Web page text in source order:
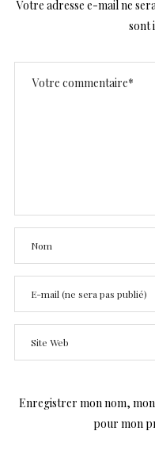
Votre adresse e-mail ne
sont
Enregistrer mon nom,
pour mon